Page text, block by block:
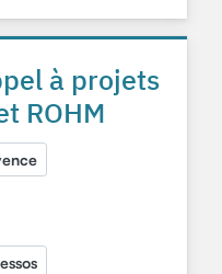
à projets
ROHM